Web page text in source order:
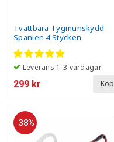
Tvättbara Tygmunskydd
Spanien 4 Stycken
Leverans 1-3 vardagar
299 kr Köp
38%